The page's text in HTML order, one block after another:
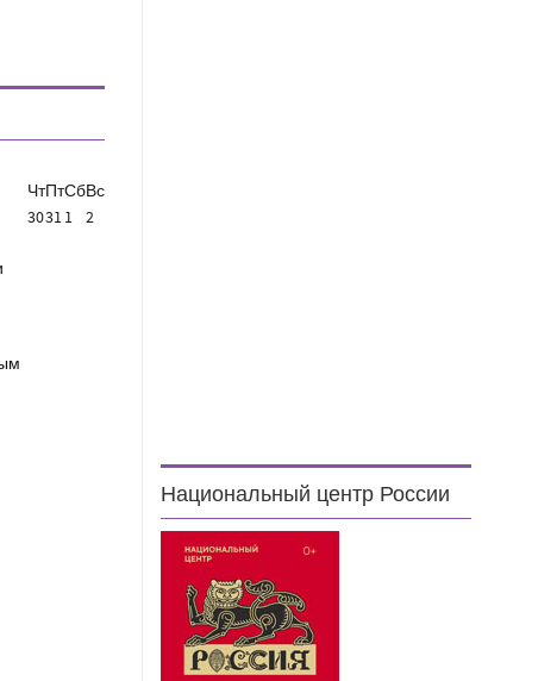
ЧтПтСбВс
30311 2
Национальный центр России